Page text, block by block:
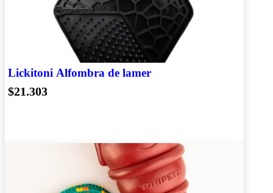
Lickitoni Alfombra de lamer
$21.303